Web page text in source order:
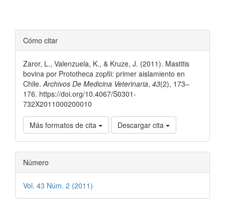
Detalles
del
artículo
Cómo citar
Zaror, L., Valenzuela, K., & Kruze, J. (2011). Mastitis
bovina por Prototheca zopfii: primer aislamiento en
Chile. Archivos De Medicina Veterinaria, 43(2), 173–
176. https://doi.org/10.4067/S0301-
732X2011000200010
Más formatos de cita Descargar cita
Número
Vol. 43 Núm. 2 (2011)